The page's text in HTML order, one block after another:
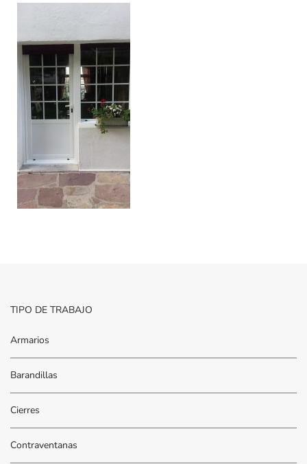
TIPO DE TRABAJO
Armarios
Barandillas
Cierres
Contraventanas